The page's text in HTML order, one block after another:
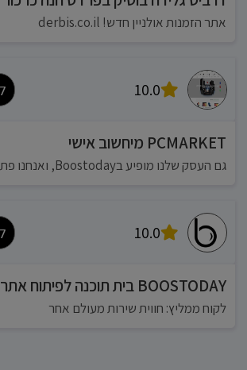
אתר הזמנות אולניין חדש! derbis.co.il
10.0
PCMARKET מיחשוב אישי
גם העסק שלנו מופיע בBoostoday, ואנחנו פתוחים :)
10.0
BOOSTODAY בית תוכנה לפיתוח אתרים
לקוח ממליץ: חווית שירות מעולם אחר